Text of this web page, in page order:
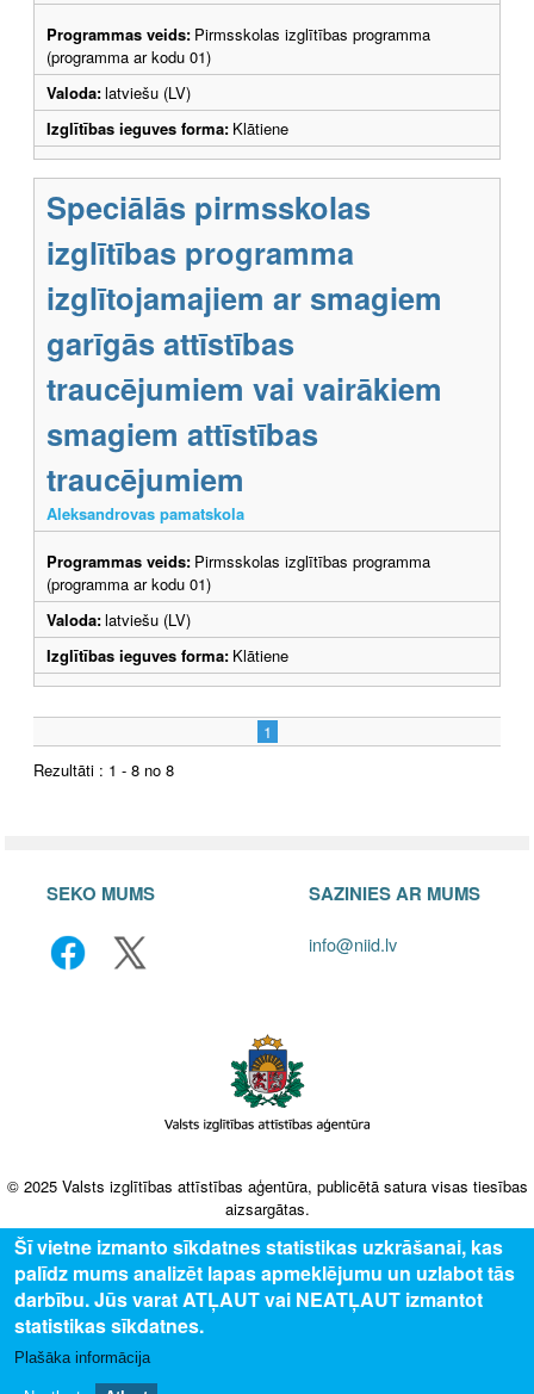
Programmas veids: Pirmsskolas izglītības programma
(programma ar kodu 01)
Valoda:latviešu (LV)
Izglītības ieguves forma: Klātiene
Speciālās pirmsskolas
izglītības programma
izglītojamajiem ar smagiem
garīgās attīstības
traucējumiem vai vairākiem
smagiem attīstības
traucējumiem
Aleksandrovas pamatskola
Programmas veids: Pirmsskolas izglītības programma
(programma ar kodu 01)
Valoda:latviešu (LV)
Izglītības ieguves forma: Klātiene
1
Rezultāti : 1 - 8 no 8
SEKO MUMS SAZINIES AR MUMS
info@niid.lv
© 2025 Valsts izglītības attīstības aģentūra, publicētā satura visas tiesības
aizsargātas.
Šī vietne izmanto sīkdatnes statistikas uzkrāšanai, kas
palīdz mums analizēt lapas apmeklējumu un uzlabot tās
darbību. Jūs varat ATĻAUT vai NEATĻAUT izmantot
statistikas sīkdatnes.
Plašāka informācija